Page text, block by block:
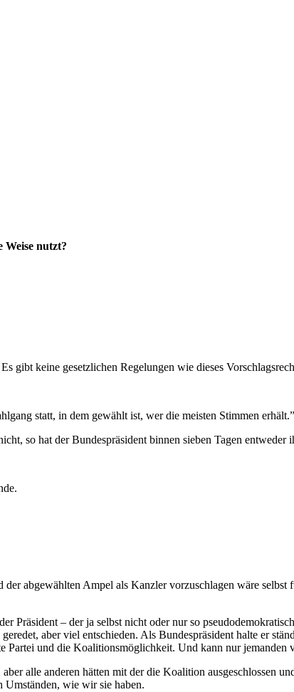
Weise nutzt?
gibt keine gesetzlichen Regelungen wie dieses
statt, in dem gewählt ist, wer die meisten Stimmen
so hat der Bundespräsident binnen sieben Tagen entweder
abgewählten Ampel als Kanzler vorzuschlagen wäre
Präsident – der ja selbst nicht oder nur so
aber viel entschieden. Als Bundespräsident halte er
Partei und die Koalitionsmöglichkeit. Und kann nur jemanden
alle anderen hätten mit der die Koalition ausgeschlossen
Umständen, wie wir sie haben.